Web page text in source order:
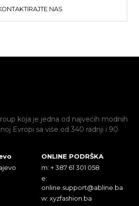
NAS
koja je jedna od najvećih modnih
Evropi sa više od 340 radnji i 90
ONLINE PODRŠKA
m: + 387 61 301 058
e:
online.support@abline.ba
w: xyzfashion.ba